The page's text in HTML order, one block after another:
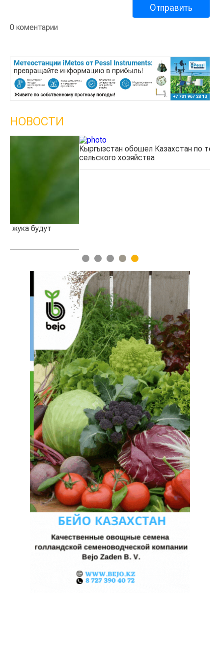
0 коментарии
НОВОСТИ
Кыргызстан обошел Казахстан по темпам роста
сельского хозяйства
1 2 3 4 5